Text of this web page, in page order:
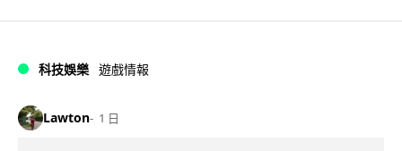
科技娛樂 遊戲情報
Lawton 1 日